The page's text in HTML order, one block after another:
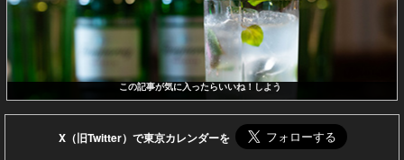
この記事が気に入ったらいいね！しよう
X（旧Twitter）で東京カレンダーを